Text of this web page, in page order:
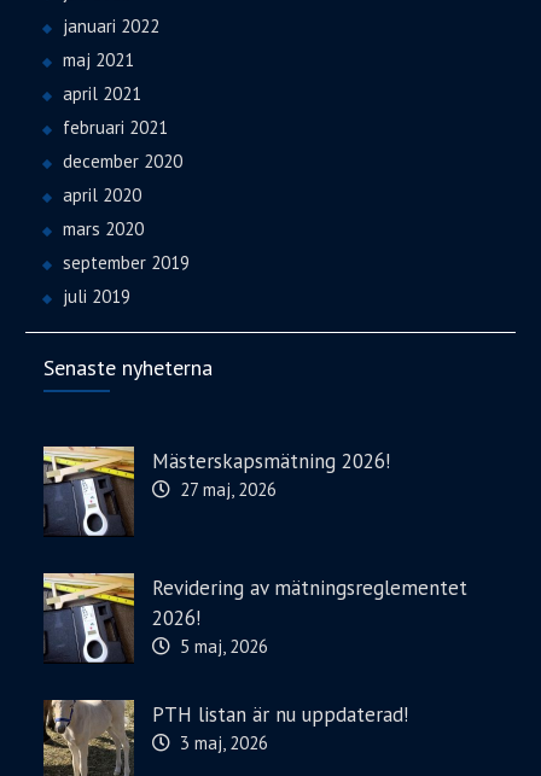
januari 2022
maj 2021
april 2021
februari 2021
december 2020
april 2020
mars 2020
september 2019
juli 2019
Senaste nyheterna
Mästerskapsmätning 2026!
27 maj, 2026
Revidering av mätningsreglementet
2026!
5 maj, 2026
PTH listan är nu uppdaterad!
3 maj, 2026